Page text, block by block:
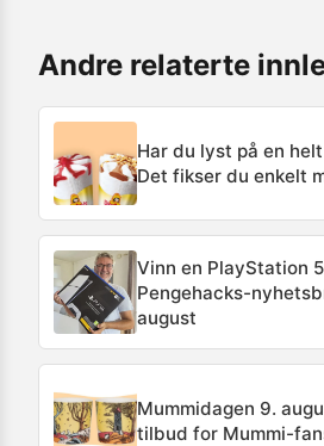
Andre relaterte
Har du lyst på en
Det fikser du enkelt
Vinn en PlayStation
Pengehacks-
august
Mummidagen 9.
tilbud for Mummi-